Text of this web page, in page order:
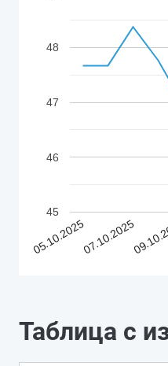
05.10.202507.10.2025
45
46
47
48
Таблица с